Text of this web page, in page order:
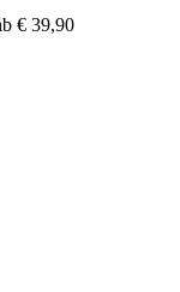
€ 39,90